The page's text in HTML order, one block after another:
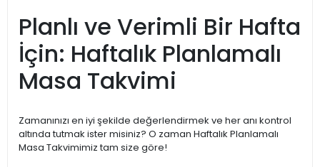
Planlı ve Verimli Bir Hafta
İçin: Haftalık Planlamalı
Masa Takvimi
Zamanınızı en iyi şekilde değerlendirmek ve her anı kontrol
altında tutmak ister misiniz? O zaman Haftalık Planlamalı
Masa Takvimimiz tam size göre!